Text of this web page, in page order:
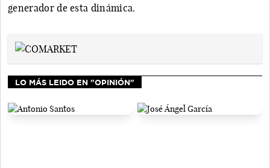
generador de esta dinámica.
LO MÁS LEIDO EN "OPINIÓN"